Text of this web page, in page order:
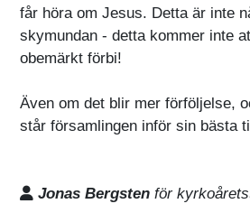
får höra om Jesus. Detta är inte
skymundan - detta kommer inte
obemärkt förbi!
Även om det blir mer förföljelse,
står församlingen inför sin bästa
Jonas Bergsten för